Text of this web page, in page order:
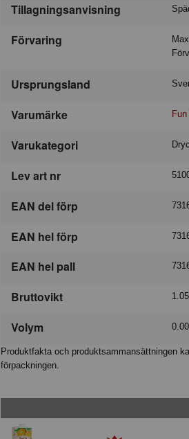
Tillagningsanvisning
Förvaring
Ursprungsland
Varumärke
Varukategori
Lev art nr
EAN del förp
EAN hel förp
EAN hel pall
Bruttovikt
Volym
Produktfakta och produktsammansättningen
förpackningen.